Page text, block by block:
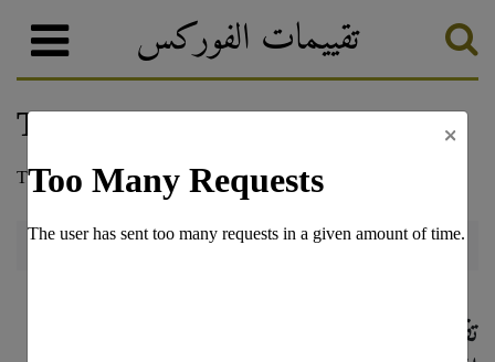
تقييمات الفوركس
تصنيف الفوركس وسطاء الفوركس IronFX
×